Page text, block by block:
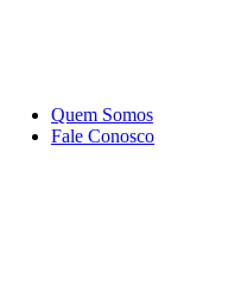
Quem Somos
Fale Conosco